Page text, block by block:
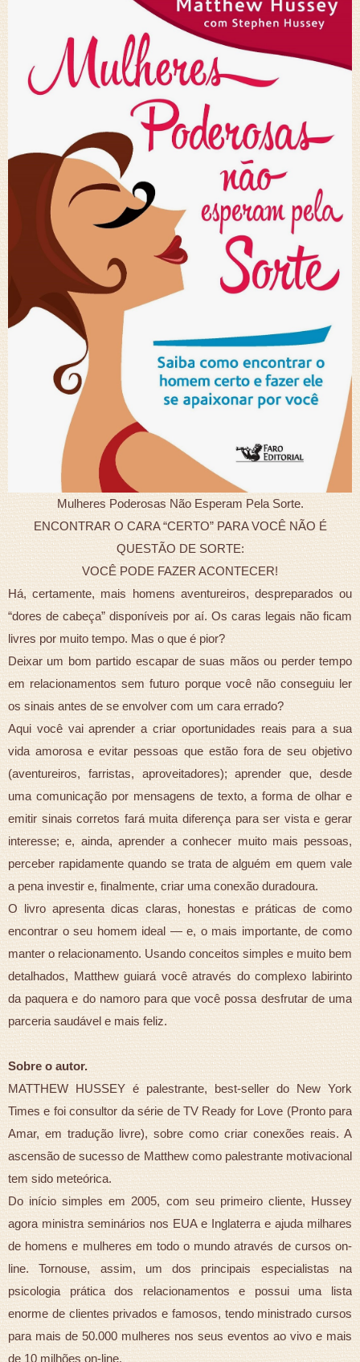
Mulheres Poderosas Não Esperam Pela Sorte.
ENCONTRAR O CARA “CERTO” PARA VOCÊ NÃO É
QUESTÃO DE SORTE:
VOCÊ PODE FAZER ACONTECER!
Há, certamente, mais homens aventureiros, despreparados ou
“dores de cabeça” disponíveis por aí. Os caras legais não ficam
livres por muito tempo. Mas o que é pior?
Deixar um bom partido escapar de suas mãos ou perder tempo
em relacionamentos sem futuro porque você não conseguiu ler
os sinais antes de se envolver com um cara errado?
Aqui você vai aprender a criar oportunidades reais para a sua
vida amorosa e evitar pessoas que estão fora de seu objetivo
(aventureiros, farristas, aproveitadores); aprender que, desde
uma comunicação por mensagens de texto, a forma de olhar e
emitir sinais corretos fará muita diferença para ser vista e gerar
interesse; e, ainda, aprender a conhecer muito mais pessoas,
perceber rapidamente quando se trata de alguém em quem vale
a pena investir e, finalmente, criar uma conexão duradoura.
O livro apresenta dicas claras, honestas e práticas de como
encontrar o seu homem ideal — e, o mais importante, de como
manter o relacionamento. Usando conceitos simples e muito bem
detalhados, Matthew guiará você através do complexo labirinto
da paquera e do namoro para que você possa desfrutar de uma
parceria saudável e mais feliz.
Sobre o autor.
MATTHEW HUSSEY é palestrante, best-seller do New York
Times e foi consultor da série de TV Ready for Love (Pronto para
Amar, em tradução livre), sobre como criar conexões reais. A
ascensão de sucesso de Matthew como palestrante motivacional
tem sido meteórica.
Do início simples em 2005, com seu primeiro cliente, Hussey
agora ministra seminários nos EUA e Inglaterra e ajuda milhares
de homens e mulheres em todo o mundo através de cursos on-
line. Tornouse, assim, um dos principais especialistas na
psicologia prática dos relacionamentos e possui uma lista
enorme de clientes privados e famosos, tendo ministrado cursos
para mais de 50.000 mulheres nos seus eventos ao vivo e mais
de 10 milhões on-line.